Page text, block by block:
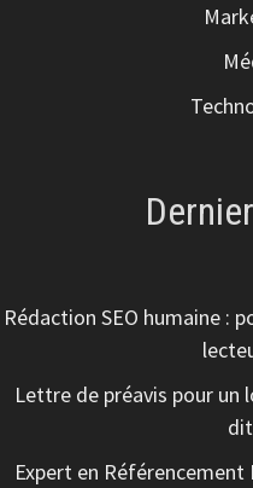
Rédaction SEO humaine :
Lettre de préavis pour un
Expert en